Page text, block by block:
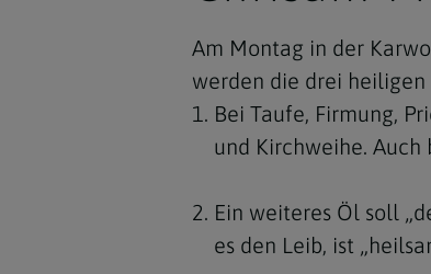
Am Montag in der
werden die drei heiligen
Bei Taufe, Firmung,
und Kirchweihe.
Ein weiteres Öl soll
es den Leib, ist